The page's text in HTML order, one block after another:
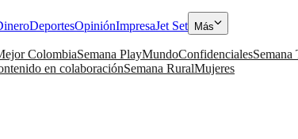
DeportesOpiniónImpresaJet Set Más
ColombiaSemana PlayMundoConfidencialesSemana
en colaboraciónSemana RuralMujeres